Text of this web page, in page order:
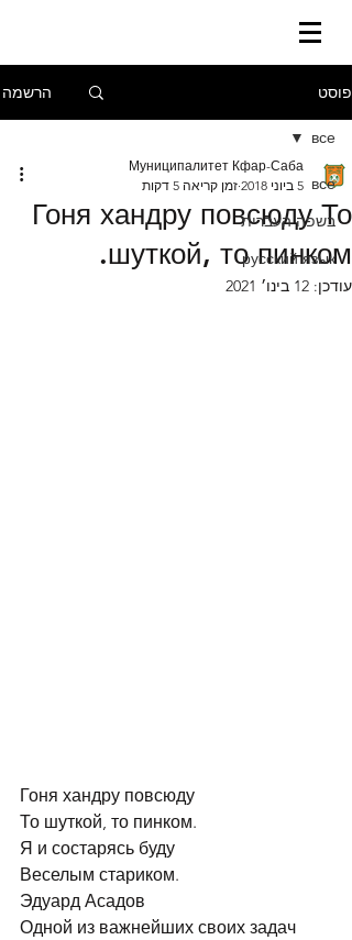
פוסט הרשמה
все
בשפה העברית
русский язык
все
Гоня хандру повсюду То
шуткой, то пинком.
Муниципалитет Кфар-Саба
5 ביוני 2018
זמן קריאה 5 דקות
עודכן: 12 בינו׳ 2021
Гоня хандру повсюду
То шуткой, то пинком.
Я и состарясь буду
Веселым стариком.
Эдуард Асадов
Одной из важнейших своих задач